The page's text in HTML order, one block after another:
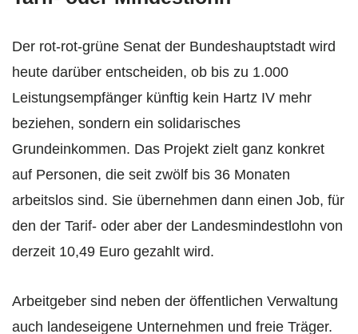
Der rot-rot-grüne Senat der Bundeshauptstadt wird
heute darüber entscheiden, ob bis zu 1.000
Leistungsempfänger künftig kein Hartz IV mehr
beziehen, sondern ein solidarisches
Grundeinkommen. Das Projekt zielt ganz konkret
auf Personen, die seit zwölf bis 36 Monaten
arbeitslos sind. Sie übernehmen dann einen Job, für
den der Tarif- oder aber der Landesmindestlohn von
derzeit 10,49 Euro gezahlt wird.
Arbeitgeber sind neben der öffentlichen Verwaltung
auch landeseigene Unternehmen und freie Träger.